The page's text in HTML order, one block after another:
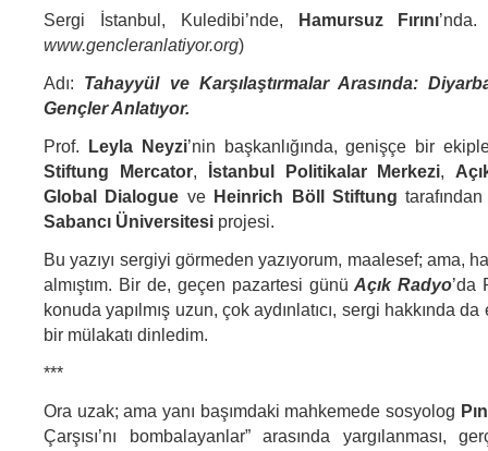
Sergi İstanbul, Kuledibi’nde, Hamursuz Fırını
www.gencleranlatiyor.org)
Adı: Tahayyül ve Karşılaştırmalar Arasında:
Gençler Anlatıyor.
Prof. Leyla Neyzi’nin başkanlığında, genişçe bir
Stiftung Mercator, İstanbul Politikalar Merkezi,
Global Dialogue ve Heinrich Böll Stiftung
Sabancı Üniversitesi projesi.
Bu yazıyı sergiyi görmeden yazıyorum, maalesef; ama,
almıştım. Bir de, geçen pazartesi günüAçık Radyo’da
konuda yapılmış uzun, çok aydınlatıcı, sergi hakkında
bir mülakatı dinledim.
***
Ora uzak; ama yanı başımdaki mahkemede sosyolog
Çarşısı’nı bombalayanlar” arasında yargılanması,